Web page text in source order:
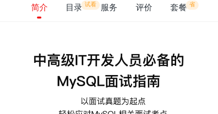
简介 目录 试看 服务 评价 套餐 省